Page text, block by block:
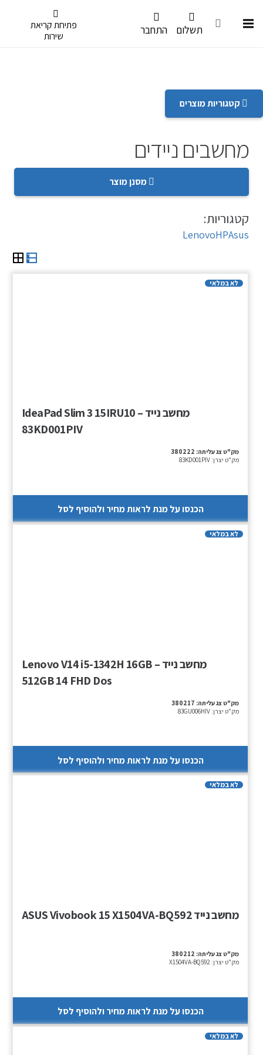
פתיחת קריאת
שירות
תשלום התחבר
קטגוריות מוצרים
קטגוריות:
Asus
HP
Lenovo
מחשבים ניידים
מסנן מוצר
לא במלאי
מחשב נייד – IdeaPad Slim 3 15IRU10
83KD001PIV
מק"ט צג עליתה: 380222
מק"ט יצרן: 83KD001PIV
הכנסו על מנת לראות מחיר ולהוסיף לסל
לא במלאי
מחשב נייד – Lenovo V14 i5-1342H 16GB
512GB 14 FHD Dos
מק"ט צג עליתה: 380217
מק"ט יצרן: 83GU006HIV
הכנסו על מנת לראות מחיר ולהוסיף לסל
לא במלאי
מחשב נייד ASUS Vivobook 15 X1504VA-BQ592
מק"ט צג עליתה: 380212
מק"ט יצרן: X1504VA-BQ592
הכנסו על מנת לראות מחיר ולהוסיף לסל
לא במלאי